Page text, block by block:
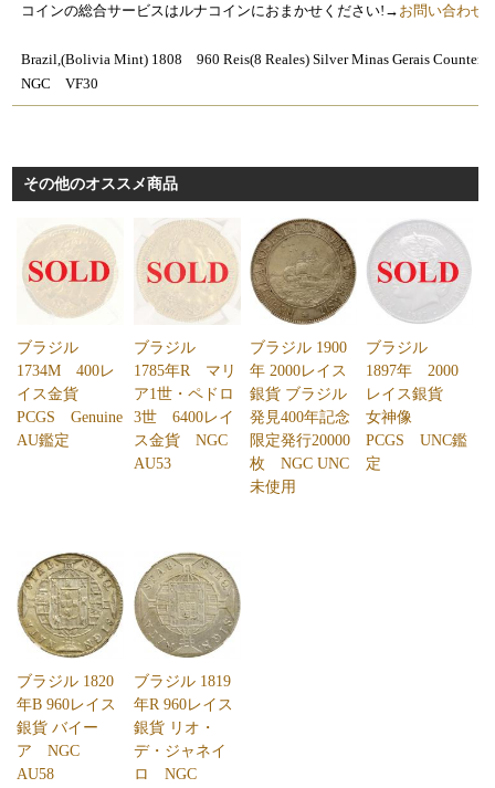
コインの総合サービスはルナコインにおまかせください!→ お問い合わせ
Brazil,(Bolivia Mint) 1808 960 Reis(8 Reales) Silver Minas Gerais
NGC VF30
その他のオススメ商品
ブラジル
1734M 400レ
イス金貨
PCGS Genuine
AU鑑定
ブラジル
1785年R マリ
ア1世・ペドロ
3世 6400レイ
ス金貨 NGC
AU53
ブラジル 1900
年 2000レイス
銀貨 ブラジル
発見400年記念
限定発行20000
枚 NGC UNC
未使用
ブラジル
1897年 2000
レイス銀貨
女神像
PCGS UNC鑑
定
ブラジル 1820
年B 960レイス
銀貨 バイー
ア NGC
AU58
ブラジル 1819
年R 960レイス
銀貨 リオ・
デ・ジャネイ
ロ NGC